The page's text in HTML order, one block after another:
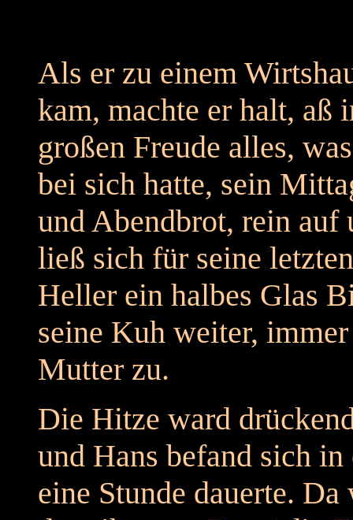
Als er zu einem
kam, machte er halt, aß
großen Freude alles,
bei sich hatte, sein
und Abendbrot, rein auf
ließ sich für seine
Heller ein halbes Glas
seine Kuh weiter,
Mutter zu.
Die Hitze ward
und Hans befand sich
eine Stunde dauerte.